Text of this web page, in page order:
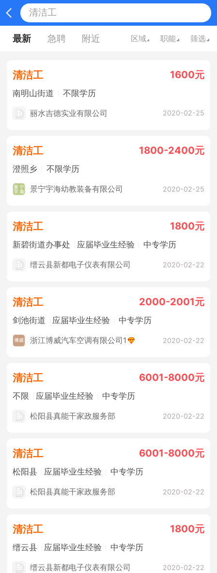
最新 急聘 附近 区域 职能 筛选
清洁工 1600元
南明山街道 不限学历
丽水吉德实业有限公司 2020-02-25
清洁工 1800-2400元
澄照乡 不限学历
景宁宇海幼教装备有限公司 2020-02-25
清洁工 1800元
新碧街道办事处 应届毕业生经验 中专学历
缙云县新都电子仪表有限公司 2020-02-22
清洁工 2000-2001元
剑池街道 应届毕业生经验 中专学历
浙江博威汽车空调有限公司1 2020-02-22
清洁工 6001-8000元
不限 应届毕业生经验 中专学历
松阳县真能干家政服务部 2020-02-22
清洁工 6001-8000元
松阳县 应届毕业生经验 中专学历
松阳县真能干家政服务部 2020-02-22
清洁工 1800元
缙云县 应届毕业生经验 中专学历
缙云县新都电子仪表有限公司 2020-02-22